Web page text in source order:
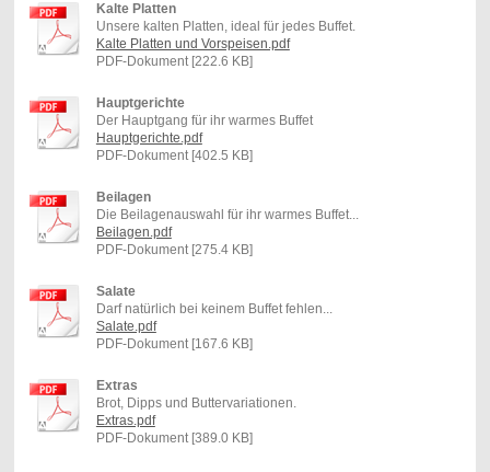
Kalte Platten
Unsere kalten Platten, ideal für jedes Buffet.
Kalte Platten und Vorspeisen.pdf
PDF-Dokument [222.6 KB]
Hauptgerichte
Der Hauptgang für ihr warmes Buffet
Hauptgerichte.pdf
PDF-Dokument [402.5 KB]
Beilagen
Die Beilagenauswahl für ihr warmes Buffet...
Beilagen.pdf
PDF-Dokument [275.4 KB]
Salate
Darf natürlich bei keinem Buffet fehlen...
Salate.pdf
PDF-Dokument [167.6 KB]
Extras
Brot, Dipps und Buttervariationen.
Extras.pdf
PDF-Dokument [389.0 KB]